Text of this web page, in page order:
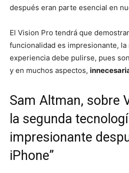
después eran parte esencial en
El Vision Pro tendrá que
funcionalidad es impresionante, la
experiencia debe pulirse, pues
y en muchos aspectos,
Sam Altman, sobre
la segunda
impresionante
iPhone”